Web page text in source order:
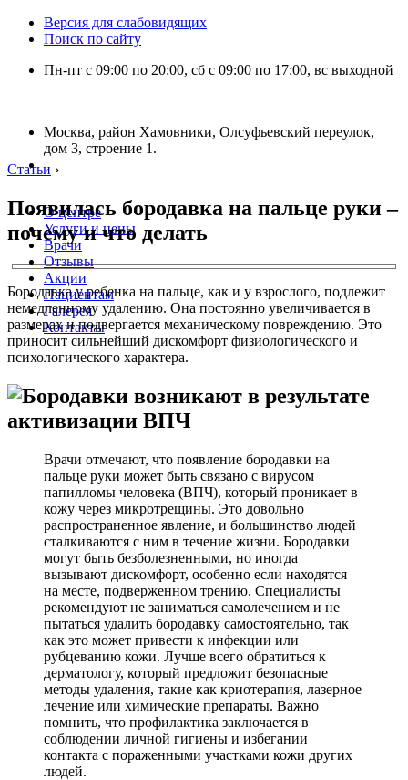
Версия для слабовидящих
Поиск по сайту
Пн-пт с 09:00 по 20:00, сб с 09:00 по 17:00, вс выходной
Москва, район Хамовники, Олсуфьевский переулок,
дом 3, строение 1.
О центре
Услуги и цены
Врачи
Отзывы
Акции
Пациентам
Галерея
Контакты
Статьи ›
Появилась бородавка на пальце руки –
почему и что делать
Бородавка у ребенка на пальце, как и у взрослого, подлежит
немедленному удалению. Она постоянно увеличивается в
размерах и подвергается механическому повреждению. Это
приносит сильнейший дискомфорт физиологического и
психологического характера.
Врачи отмечают, что появление бородавки на
пальце руки может быть связано с вирусом
папилломы человека (ВПЧ), который проникает в
кожу через микротрещины. Это довольно
распространенное явление, и большинство людей
сталкиваются с ним в течение жизни. Бородавки
могут быть безболезненными, но иногда
вызывают дискомфорт, особенно если находятся
на месте, подверженном трению. Специалисты
рекомендуют не заниматься самолечением и не
пытаться удалить бородавку самостоятельно, так
как это может привести к инфекции или
рубцеванию кожи. Лучше всего обратиться к
дерматологу, который предложит безопасные
методы удаления, такие как криотерапия, лазерное
лечение или химические препараты. Важно
помнить, что профилактика заключается в
соблюдении личной гигиены и избегании
контакта с пораженными участками кожи других
людей.